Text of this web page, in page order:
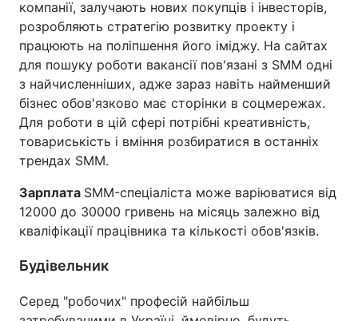
компанії, залучають нових покупців і інвесторів,
розробляють стратегію розвитку проекту і
працюють на поліпшення його іміджу. На сайтах
для пошуку роботи вакансії пов'язані з SMM одні
з найчисленніших, адже зараз навіть найменший
бізнес обов'язково має сторінки в соцмережах.
Для роботи в цій сфері потрібні креативність,
товариськість і вміння розбиратися в останніх
трендах SMM.
Зарплата SMM-спеціаліста може варіюватися від
12000 до 30000 гривень на місяць залежно від
кваліфікації працівника та кількості обов'язків.
Будівельник
Серед "робочих" професій найбільш